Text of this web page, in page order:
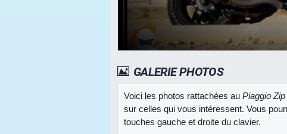
GALERIE PHOTOS
Voici les photos rattachées au Piaggio
sur celles qui vous intéressent. Vous
touches gauche et droite du clavier.